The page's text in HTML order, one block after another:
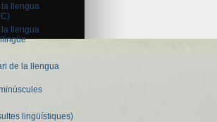
la llengua
la llengua
de la llengua
lingüístiques)